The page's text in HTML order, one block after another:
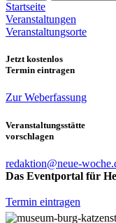
Startseite
Veranstaltungen
Veranstaltungsorte
Jetzt kostenlos
Termin eintragen
Zur Weberfassung
Veranstaltungsstätte
vorschlagen
redaktion@neue-
Das Eventportal für
Termin eintragen